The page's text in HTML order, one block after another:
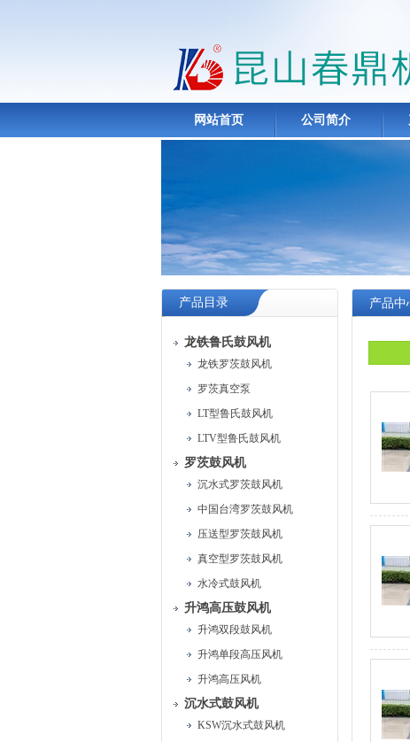
网站首页 公司简介
产品目录
龙铁鲁氏鼓风机
龙铁罗茨鼓风机
罗茨真空泵
LT型鲁氏鼓风机
LTV型鲁氏鼓风机
罗茨鼓风机
沉水式罗茨鼓风机
中国台湾罗茨鼓风机
压送型罗茨鼓风机
真空型罗茨鼓风机
水冷式鼓风机
升鸿高压鼓风机
升鸿双段鼓风机
升鸿单段高压风机
升鸿高压风机
沉水式鼓风机
KSW沉水式鼓风机
产品中